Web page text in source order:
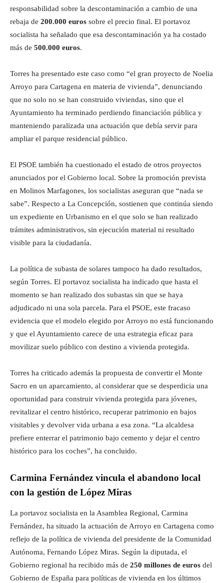
responsabilidad sobre la descontaminación a cambio de una
rebaja de 200.000 euros sobre el precio final. El portavoz
socialista ha señalado que esa descontaminación ya ha costado
más de 500.000 euros.
Torres ha presentado este caso como “el gran proyecto de Noelia
Arroyo para Cartagena en materia de vivienda”, denunciando
que no solo no se han construido viviendas, sino que el
Ayuntamiento ha terminado perdiendo financiación pública y
manteniendo paralizada una actuación que debía servir para
ampliar el parque residencial público.
El PSOE también ha cuestionado el estado de otros proyectos
anunciados por el Gobierno local. Sobre la promoción prevista
en Molinos Marfagones, los socialistas aseguran que “nada se
sabe”. Respecto a La Concepción, sostienen que continúa siendo
un expediente en Urbanismo en el que solo se han realizado
trámites administrativos, sin ejecución material ni resultado
visible para la ciudadanía.
La política de subasta de solares tampoco ha dado resultados,
según Torres. El portavoz socialista ha indicado que hasta el
momento se han realizado dos subastas sin que se haya
adjudicado ni una sola parcela. Para el PSOE, este fracaso
evidencia que el modelo elegido por Arroyo no está funcionando
y que el Ayuntamiento carece de una estrategia eficaz para
movilizar suelo público con destino a vivienda protegida.
Torres ha criticado además la propuesta de convertir el Monte
Sacro en un aparcamiento, al considerar que se desperdicia una
oportunidad para construir vivienda protegida para jóvenes,
revitalizar el centro histórico, recuperar patrimonio en bajos
visitables y devolver vida urbana a esa zona. “La alcaldesa
prefiere enterrar el patrimonio bajo cemento y dejar el centro
histórico para los coches”, ha concluido.
Carmina Fernández vincula el abandono local
con la gestión de López Miras
La portavoz socialista en la Asamblea Regional, Carmina
Fernández, ha situado la actuación de Arroyo en Cartagena como
reflejo de la política de vivienda del presidente de la Comunidad
Autónoma, Fernando López Miras. Según la diputada, el
Gobierno regional ha recibido más de 250 millones de euros del
Gobierno de España para políticas de vivienda en los últimos